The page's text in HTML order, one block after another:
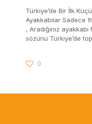
Türkiye’de Bir İlk
Ayakkabılar Sadece
, Aradığınız
sözünü Türkiye’de
0